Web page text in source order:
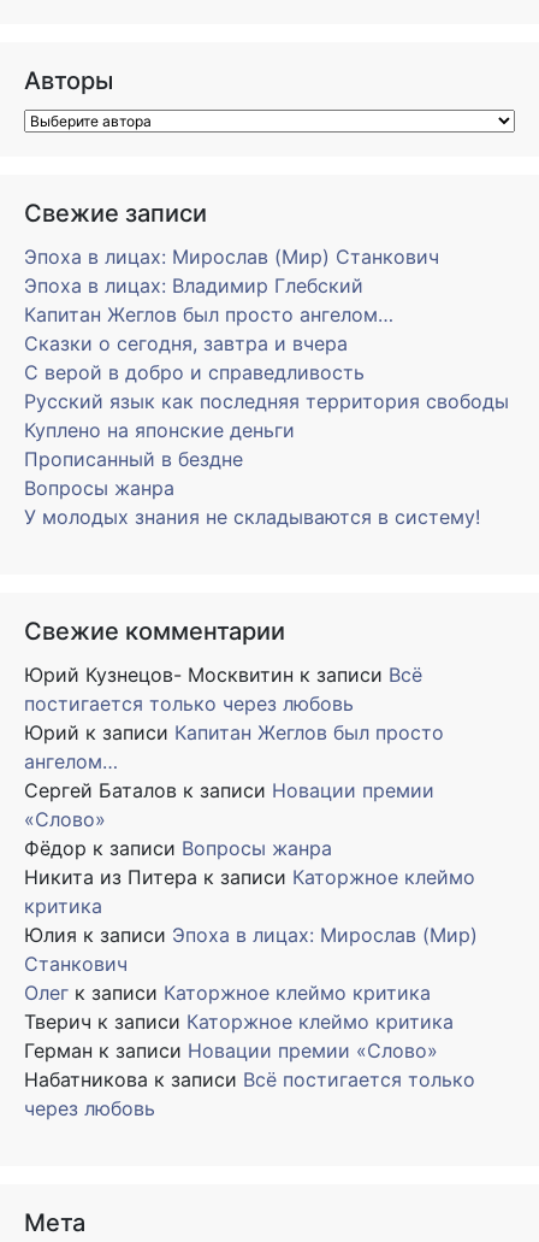
Авторы
Свежие записи
Эпоха в лицах: Мирослав (Мир) Станкович
Эпоха в лицах: Владимир Глебский
Капитан Жеглов был просто ангелом…
Сказки о сегодня, завтра и вчера
С верой в добро и справедливость
Русский язык как последняя территория свободы
Куплено на японские деньги
Прописанный в бездне
Вопросы жанра
У молодых знания не складываются в систему!
Свежие комментарии
Юрий Кузнецов- Москвитин к записи Всё
постигается только через любовь
Юрий к записи Капитан Жеглов был просто
ангелом…
Сергей Баталов к записи Новации премии
«Слово»
Фёдор к записи Вопросы жанра
Никита из Питера к записи Каторжное клеймо
критика
Юлия к записи Эпоха в лицах: Мирослав (Мир)
Станкович
Олег к записи Каторжное клеймо критика
Тверич к записи Каторжное клеймо критика
Герман к записи Новации премии «Слово»
Набатникова к записи Всё постигается только
через любовь
Мета